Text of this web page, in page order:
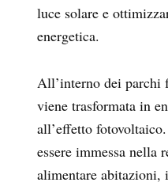
luce solare e
energetica.
All’interno dei parchi
viene trasformata in
all’effetto
essere immessa nella
alimentare abitazioni,